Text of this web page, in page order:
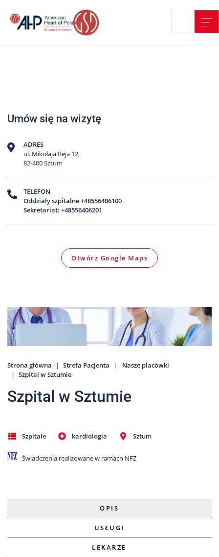
treści
Edukacja
Pacjenta
nas
AHP
Media
801
502
Umów się na wizytę
ADRES
ul. Mikołaja Reja 12,
82-400 Sztum
TELEFON
Oddziały szpitalne +48556406100
Sekretariat: +48556406201
Otwórz Google Maps
Strona główna Strefa Pacjenta
Nasze placówki
Szpital w Sztumie
Szpital w Sztumie
Szpitale kardiologia Sztum
Świadczenia realizowane w ramach NFZ
OPIS
USŁUGI
LEKARZE